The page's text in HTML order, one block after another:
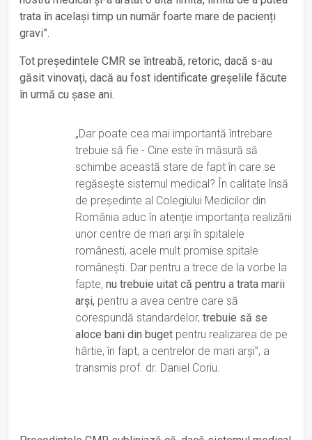
trata în același timp un număr foarte mare de pacienți
gravi”.
Tot președintele CMR se întreabă, retoric, dacă s-au
găsit vinovați, dacă au fost identificate greșelile făcute
în urmă cu șase ani.
„Dar poate cea mai importantă întrebare
trebuie să fie - Cine este în măsură să
schimbe această stare de fapt în care se
regăsește sistemul medical? În calitate însă
de președinte al Colegiului Medicilor din
România aduc în atenție importanța realizării
unor centre de mari arși în spitalele
românesti, acele mult promise spitale
românești. Dar pentru a trece de la vorbe la
fapte, nu trebuie uitat că pentru a trata marii
arși, pentru a avea centre care să
corespundă standardelor, trebuie să se
aloce bani din buget pentru realizarea de pe
hârtie, în fapt, a centrelor de mari arși”, a
transmis prof. dr. Daniel Coriu.